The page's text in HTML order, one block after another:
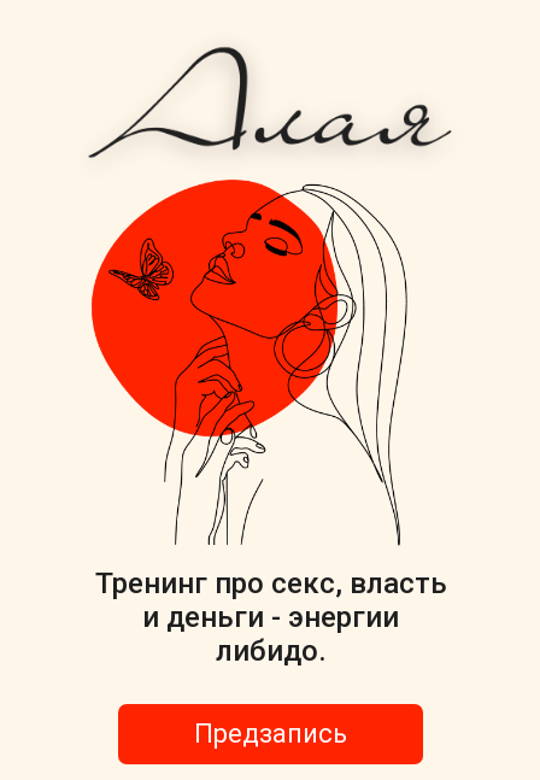
Предзапись
Тренинг про секс, власть
и деньги - энергии
либидо.